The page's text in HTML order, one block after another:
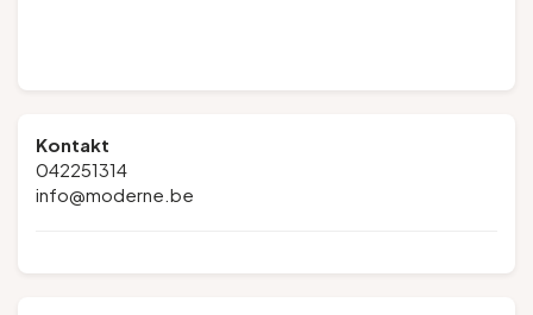
Kontakt
042251314
info@moderne.be